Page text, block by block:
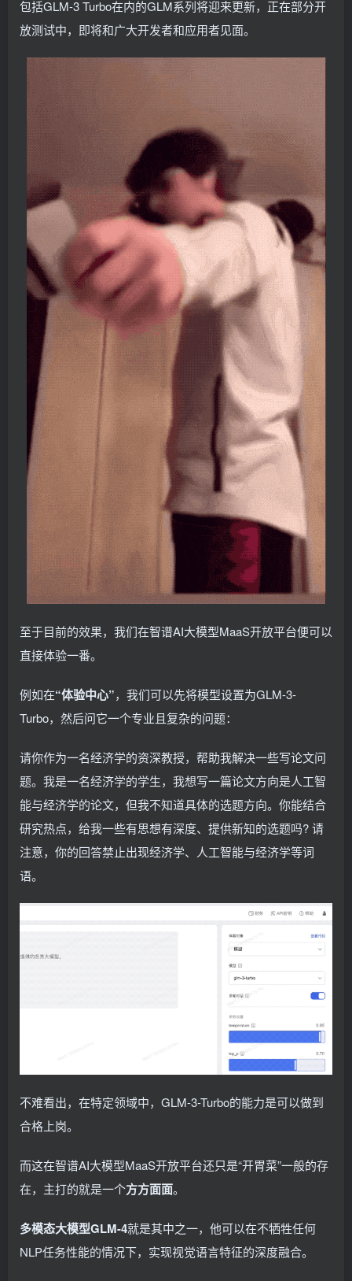
包括GLM-3 Turbo在内的GLM系列将迎来更新，正在部分开
放测试中，即将和广大开发者和应用者见面。
至于目前的效果，我们在智谱AI大模型MaaS开放平台便可以
直接体验一番。
例如在“体验中心”，我们可以先将模型设置为GLM-3-
Turbo，然后问它一个专业且复杂的问题：
请你作为一名经济学的资深教授，帮助我解决一些写论文问
题。我是一名经济学的学生，我想写一篇论文方向是人工智
能与经济学的论文，但我不知道具体的选题方向。你能结合
研究热点，给我一些有思想有深度、提供新知的选题吗? 请
注意，你的回答禁止出现经济学、人工智能与经济学等词
语。
不难看出，在特定领域中，GLM-3-Turbo的能力是可以做到
合格上岗。
而这在智谱AI大模型MaaS开放平台还只是“开胃菜”一般的存
在，主打的就是一个方方面面。
多模态大模型GLM-4就是其中之一，他可以在不牺牲任何
NLP任务性能的情况下，实现视觉语言特征的深度融合。